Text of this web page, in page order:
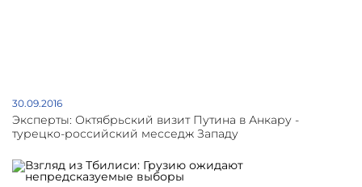
30.09.2016
Эксперты: Октябрьский визит Путина в Анкару -
турецко-российский месседж Западу